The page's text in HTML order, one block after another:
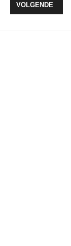
LAAKSE
VOLGENDE
VOLGENDE